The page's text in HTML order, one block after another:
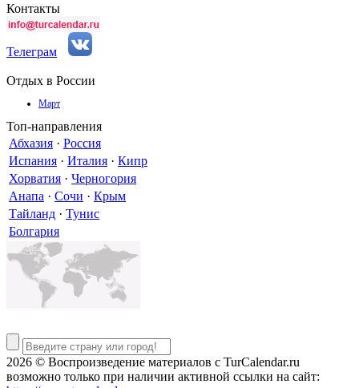
Контакты
Телеграм
Отдых в России
Март
Топ-направления
Абхазия · Россия
Испания · Италия · Кипр
Хорватия · Черногория
Анапа · Сочи · Крым
Тайланд · Тунис
Болгария
2026 © Воспроизведение материалов c TurCalendar.ru
возможно только при наличии активной ссылки на сайт: